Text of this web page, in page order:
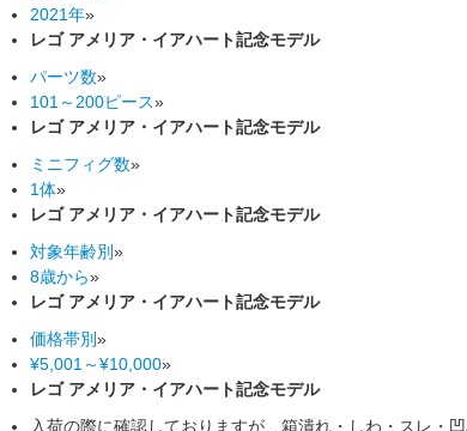
2021年»
レゴ アメリア・イアハート記念モデル
パーツ数»
101～200ピース»
レゴ アメリア・イアハート記念モデル
ミニフィグ数»
1体»
レゴ アメリア・イアハート記念モデル
対象年齢別»
8歳から»
レゴ アメリア・イアハート記念モデル
価格帯別»
¥5,001～¥10,000»
レゴ アメリア・イアハート記念モデル
入荷の際に確認しておりますが、箱潰れ・しわ・スレ・